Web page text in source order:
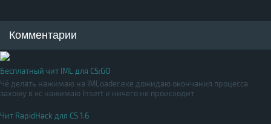
Комментарии
Бесплатный чит IML для CS:GO
Чё делать нажимаю на IMLoader.exe дожидаю окончания процесса
захожу в кс нажимаю Insert и ничего не происходит
Чит RapidHack для CS 1.6